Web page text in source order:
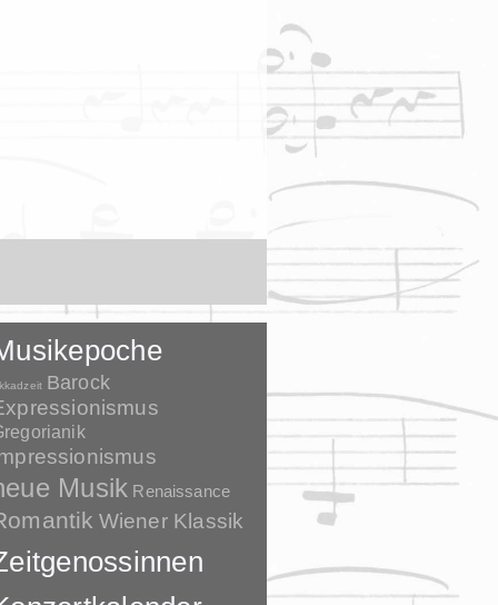
Barock
Musik Renaissance
Wiener Klassik